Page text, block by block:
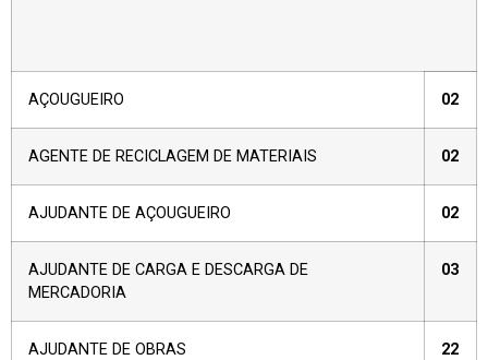
AÇOUGUEIRO 02
AGENTE DE RECICLAGEM DE MATERIAIS 02
AJUDANTE DE AÇOUGUEIRO 02
AJUDANTE DE CARGA E DESCARGA DE
MERCADORIA
03
AJUDANTE DE OBRAS 22